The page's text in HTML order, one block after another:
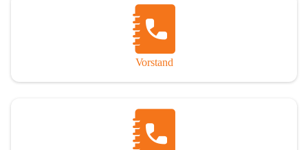
Vorstand